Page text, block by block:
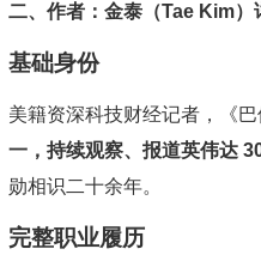
二、作者：金泰（Tae Kim）
基础身份
美籍资深科技财经记者，《巴
一，持续观察、报道英伟达
勋相识二十余年。
完整职业履历